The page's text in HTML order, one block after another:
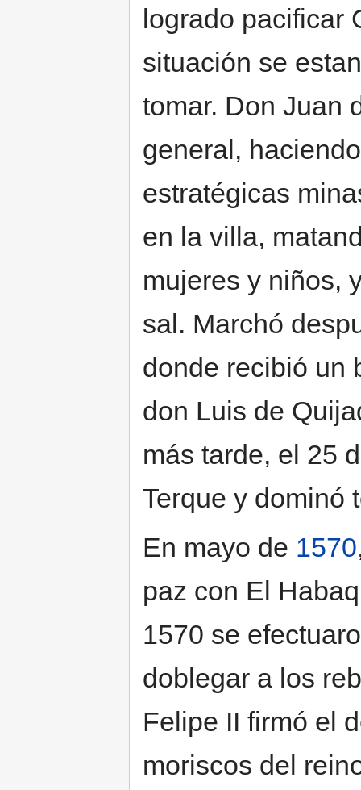
logrado pacificar
situación se
tomar. Don Juan
general,
estratégicas
en la villa,
mujeres y niños,
sal. Marchó
donde recibió un
don Luis de
más tarde, el 25
Terque y dominó
En mayo de 1570
paz con El
1570 se
doblegar a los
Felipe II firmó el
moriscos del